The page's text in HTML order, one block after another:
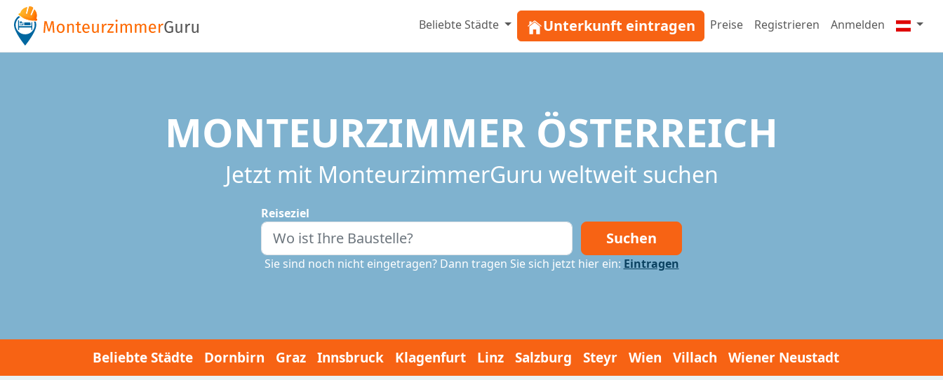
Beliebte Städte Unterkunft eintragen Preise Registrieren Anmelden
MONTEURZIMMER ÖSTERREICH
Jetzt mit MonteurzimmerGuru weltweit suchen
Reiseziel
Suchen
Sie sind noch nicht eingetragen? Dann tragen Sie sich jetzt hier ein: Eintragen
Beliebte Städte Dornbirn Graz Innsbruck Klagenfurt Linz Salzburg Steyr Wien Villach Wiener Neustadt